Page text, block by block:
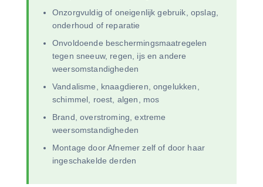
Onzorgvuldig of oneigenlijk gebruik, opslag,
onderhoud of reparatie
Onvoldoende beschermingsmaatregelen
tegen sneeuw, regen, ijs en andere
weersomstandigheden
Vandalisme, knaagdieren, ongelukken,
schimmel, roest, algen, mos
Brand, overstroming, extreme
weersomstandigheden
Montage door Afnemer zelf of door haar
ingeschakelde derden